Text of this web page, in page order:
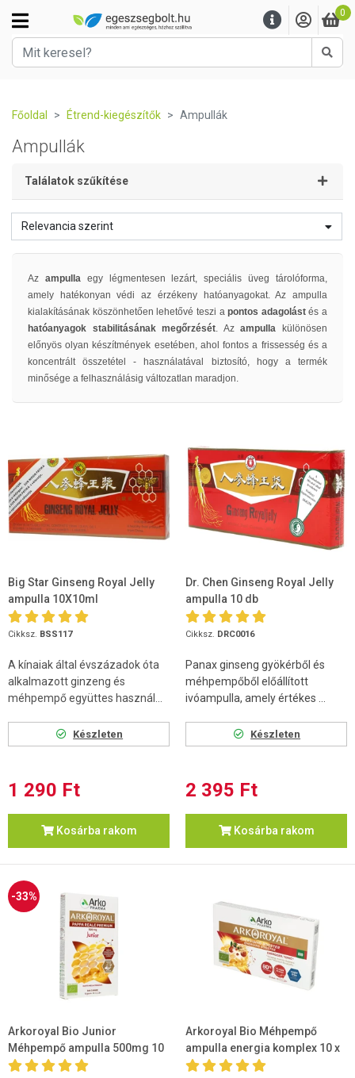
0
Főoldal Étrend-kiegészítők Ampullák
Ampullák
Találatok szűkítése
Relevancia szerint
Az ampulla egy légmentesen lezárt, speciális üveg tárolóforma,
amely hatékonyan védi az érzékeny hatóanyagokat. Az ampulla
kialakításának köszönhetően lehetővé teszi apontos adagolástés a
hatóanyagok stabilitásának megőrzését. Azampulla
különösen
előnyös olyan készítmények esetében, ahol fontos a frissesség és a
koncentrált összetétel - használatával biztosító, hogy a termék
minősége a felhasználásig változatlan maradjon.
Big Star Ginseng Royal Jelly
ampulla 10X10ml
Cikksz. BSS117
A kínaiak által évszázadok óta
alkalmazott ginzeng és
méhpempő együttes használ...
Készleten
1 290 Ft
Kosárba rakom
Dr. Chen Ginseng Royal Jelly
ampulla 10 db
Cikksz. DRC0016
Panax ginseng gyökérből és
méhpempőből előállított
ivóampulla, amely értékes ...
Készleten
2 395 Ft
Kosárba rakom
-33%
Arkoroyal Bio Junior
Méhpempő ampulla 500mg 10
x 15ml
Arkoroyal Bio Méhpempő
ampulla energia komplex 10 x
15ml